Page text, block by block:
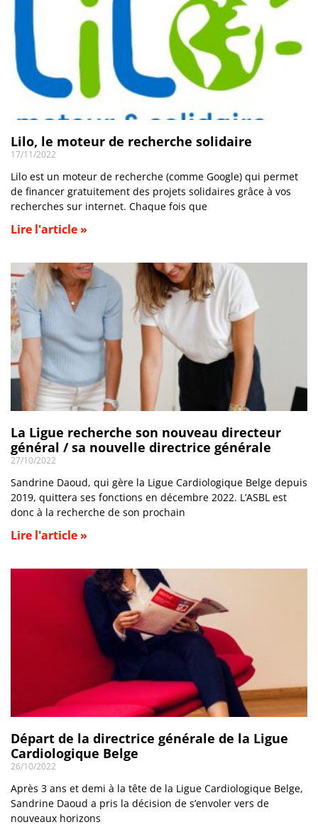
Lilo, le moteur de recherche solidaire
17/11/2022
Lilo est un moteur de recherche (comme Google) qui permet
de financer gratuitement des projets solidaires grâce à vos
recherches sur internet. Chaque fois que
Lire l'article »
La Ligue recherche son nouveau directeur
général / sa nouvelle directrice générale
27/10/2022
Sandrine Daoud, qui gère la Ligue Cardiologique Belge depuis
2019, quittera ses fonctions en décembre 2022. L’ASBL est
donc à la recherche de son prochain
Lire l'article »
Départ de la directrice générale de la Ligue
Cardiologique Belge
26/10/2022
Après 3 ans et demi à la tête de la Ligue Cardiologique Belge,
Sandrine Daoud a pris la décision de s’envoler vers de
nouveaux horizons